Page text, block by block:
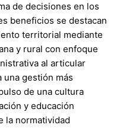
de decisiones en los
beneficios se destacan
territorial mediante
y rural con enfoque
al articular
una gestión más
de una cultura
y educación
la normatividad